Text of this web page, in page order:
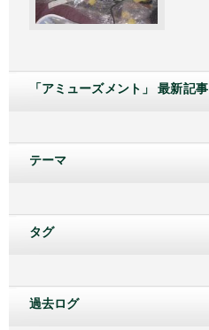
「アミューズメント」 最新記事
テーマ
タグ
過去ログ